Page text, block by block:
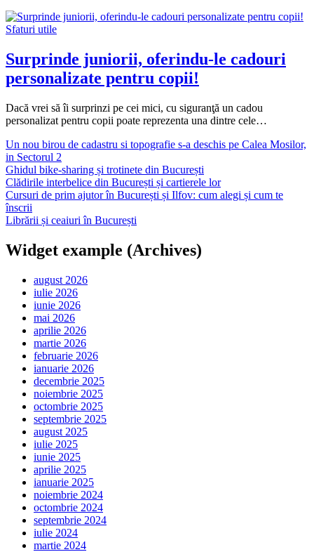
Sfaturi utile
Surprinde juniorii, oferindu-le cadouri
personalizate pentru copii!
Dacă vrei să îi surprinzi pe cei mici, cu siguranţă un cadou
personalizat pentru copii poate reprezenta una dintre cele…
Un nou birou de cadastru si topografie s-a deschis pe Calea Mosilor,
in Sectorul 2
Ghidul bike-sharing și trotinete din București
Clădirile interbelice din București și cartierele lor
Cursuri de prim ajutor în București și Ilfov: cum alegi și cum te
înscrii
Librării și ceaiuri în București
Widget example (Archives)
august 2026
iulie 2026
iunie 2026
mai 2026
aprilie 2026
martie 2026
februarie 2026
ianuarie 2026
decembrie 2025
noiembrie 2025
octombrie 2025
septembrie 2025
august 2025
iulie 2025
iunie 2025
aprilie 2025
ianuarie 2025
noiembrie 2024
octombrie 2024
septembrie 2024
iulie 2024
martie 2024